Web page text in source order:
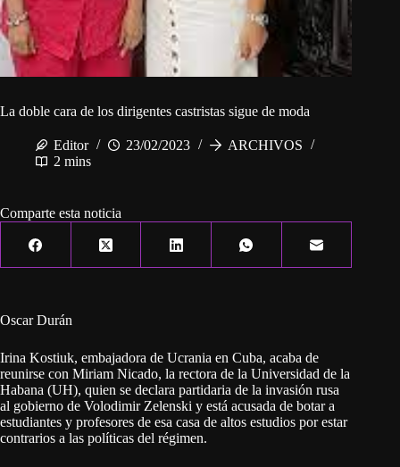
La doble cara de los dirigentes castristas sigue de moda
Editor 23/02/2023
ARCHIVOS
2 mins
Comparte esta noticia
Oscar Durán
Irina Kostiuk, embajadora de Ucrania en Cuba, acaba de
reunirse con Miriam Nicado, la rectora de la Universidad de la
Habana (UH), quien se declara partidaria de la invasión rusa
al gobierno de Volodimir Zelenski y está acusada de botar a
estudiantes y profesores de esa casa de altos estudios por estar
contrarios a las políticas del régimen.